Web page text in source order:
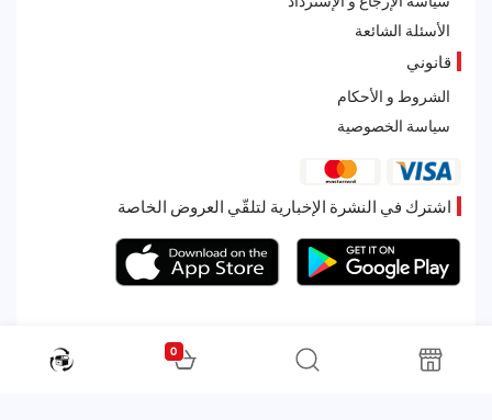
الأسئلة الشائعة
قانوني
الشروط و الأحكام
سياسة الخصوصية
اشترك في النشرة الإخبارية لتلقّي العروض الخاصة
All rights reserved. Powered by Martoo © 2026
0